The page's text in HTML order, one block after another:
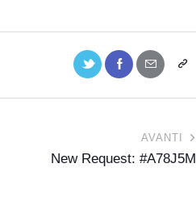
AVANTI
New Request: #A78J5M